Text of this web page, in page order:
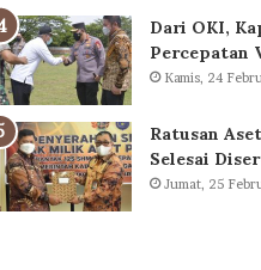
Dari OKI,
Percepatan
Kamis, 24
Ratusan
Selesai
Jumat, 25